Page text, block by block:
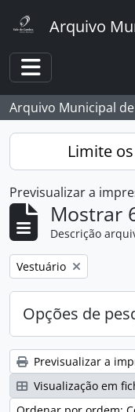
Arquivo
Toggle
Arquivo Municipal
Limite
Previsualizar a
Mostrar
Descrição
Remover filtro:
Vestuário
Opções de
Previsualizar a
Visualização em